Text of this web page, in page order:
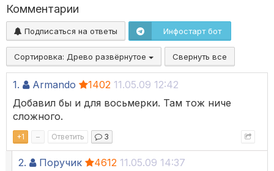
Комментарии
Подписаться на ответы Инфостарт бот
Сортировка: Древо развёрнутое Свернуть все
1. Armando 1402 11.05.09 12:42
Добавил бы и для восьмерки. Там тож ниче
сложного.
+1 – Ответить 3
2. Поручик 4612 11.05.09 14:37